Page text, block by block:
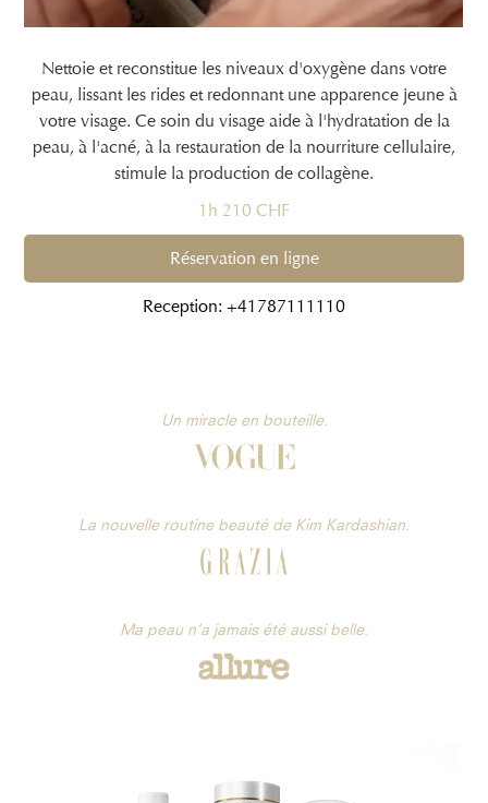
Nettoie et reconstitue les niveaux d'oxygène dans votre
peau, lissant les rides et redonnant une apparence jeune à
votre visage. Ce soin du visage aide à l'hydratation de la
peau, à l'acné, à la restauration de la nourriture cellulaire,
stimule la production de collagène.
1h 210 CHF
Réservation en ligne
Reception: +41787111110
Un miracle en bouteille.
La nouvelle routine beauté de Kim Kardashian.
Ma peau n'a jamais été aussi belle.